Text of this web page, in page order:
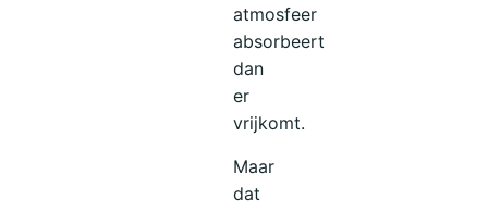
atmosfeer
absorbeert
dan
er
vrijkomt.
Maar
dat